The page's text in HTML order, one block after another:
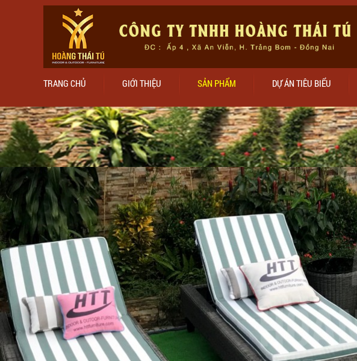
TRANG CHỦ GIỚI THIỆU SẢN PHẨM DỰ ÁN TIÊU BIỂU